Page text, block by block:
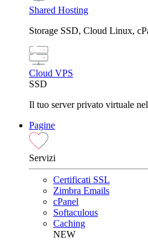
Shared Hosting
Storage SSD, Cloud Linux,
Cloud VPS
SSD
Il tuo server privato virtuale
Pagine
Servizi
Certificati SSL
Zimbra Emails
cPanel
Softaculous
Caching
NEW